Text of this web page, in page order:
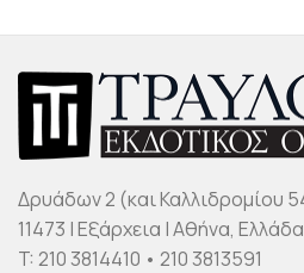
Δρυάδων 2 (και Καλλιδρομίου
11473 | Εξάρχεια | Αθήνα, Ελλάδα
T: 210 3814410 • 210 3813591